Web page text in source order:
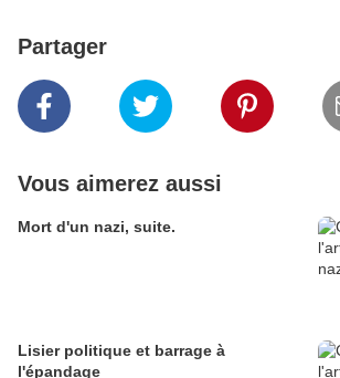
Partager
Vous aimerez aussi
Mort d'un nazi, suite.
Lisier politique et barrage à
l'épandage